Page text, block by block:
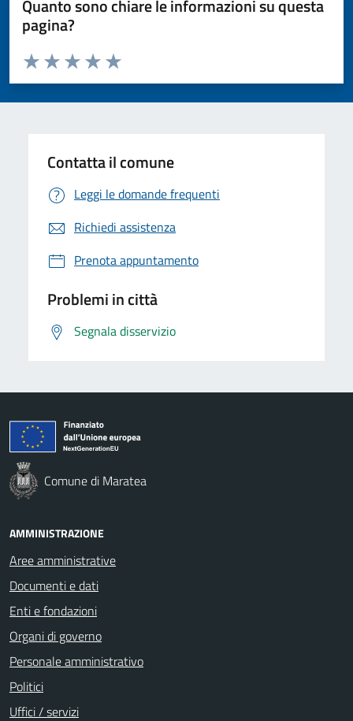
Quanto sono chiare le informazioni su questa
pagina?
Valuta da 1 a 5 stelle la pagina
Valuta 5 stelle su 5
Valuta 4 stelle su 5
Valuta 3 stelle su 5
Valuta 2 stelle su 5
Valuta 1 stelle su 5
Contatta il comune
Leggi le domande frequenti
Richiedi assistenza
Prenota appuntamento
Problemi in città
Segnala disservizio
Comune di Maratea
AMMINISTRAZIONE
Aree amministrative
Documenti e dati
Enti e fondazioni
Organi di governo
Personale amministrativo
Politici
Uffici / servizi